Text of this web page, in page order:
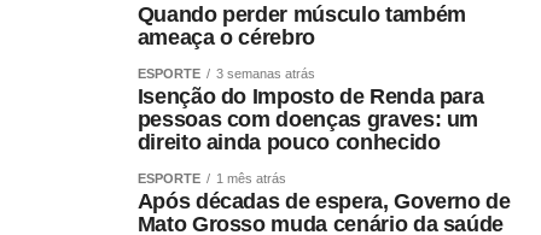
Por que o músculo influencia
a saúde cerebral?
A relação entre músculo e cérebro é complexa, mas
alguns mecanismos ajudam a explicá-la.
Quando perder músculo também
ameaça o cérebro
ESPORTE 3 semanas atrás
Isenção do Imposto de Renda para
pessoas com doenças graves: um
direito ainda pouco conhecido
ESPORTE 1 mês atrás
Após décadas de espera, Governo de
Mato Grosso muda cenário da saúde